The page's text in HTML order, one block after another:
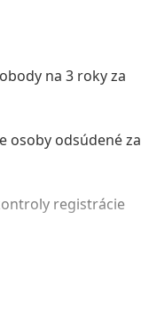
na 3 roky za
osoby odsúdené za
registrácie